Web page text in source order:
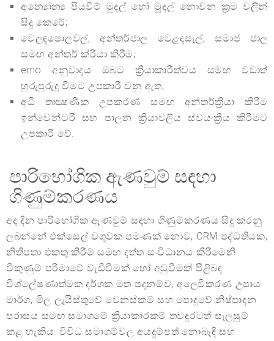
අන්‍යෝන්‍ය පියවීම් මුදල් හෝ මුදල් නොවන ක්‍රම වලින්
සිදු කෙරේ;
වෙලඳපොලවල්, අන්තර්ජාල වෙළඳසැල්, සමාජ ජාල
සමඟ අන්තර් ක්රියා කිරීම;
emo අනුවාදය ඔබට ක්‍රියාකාරීත්වය සමඟ වඩාත්
හුරුපුරුදු වීමට උපකාරී වනු ඇත;
අධි තාක්‍ෂණික උපකරණ සමඟ අන්තර්ක්‍රියා කිරීම
ඉන්වෙන්ටරි සහ පාලන ක්‍රියාවලිය ස්වයංක්‍රීය කිරීමට
උපකාරී වේ.
පාරිභෝගික ඇණවුම් සඳහා
ගිණුම්කරණය
අද දින පාරිභෝගික ඇණවුම් සඳහා ගිණුම්කරණය සිදු කරනු
ලබන්නේ එක්සෙල් වගුවක පමණක් නොව, CRM පද්ධතියක,
නිතිපතා එකතු කිරීම් සමඟ දත්ත සංවිධානය කිරීමෙනි.
විකුණුම් පරිමාවේ වැඩිවීමක් හෝ අඩුවීමක් පිළිබඳ
විශ්ලේෂණාත්මක දර්ශක මත පදනම්ව, අලෙවිකරණ උපාය
මාර්ග, මිල ලැයිස්තුවේ වෙනස්කම් සහ පොදුවේ නිෂ්පාදන
පරාසය සමඟ සමාගමේ ක්‍රියාකාරකම් තවදුරටත් සැලසුම්
කළ හැකිය. විවිධ සමාගම්වල අයදුම්පත් නොබැඳි සහ